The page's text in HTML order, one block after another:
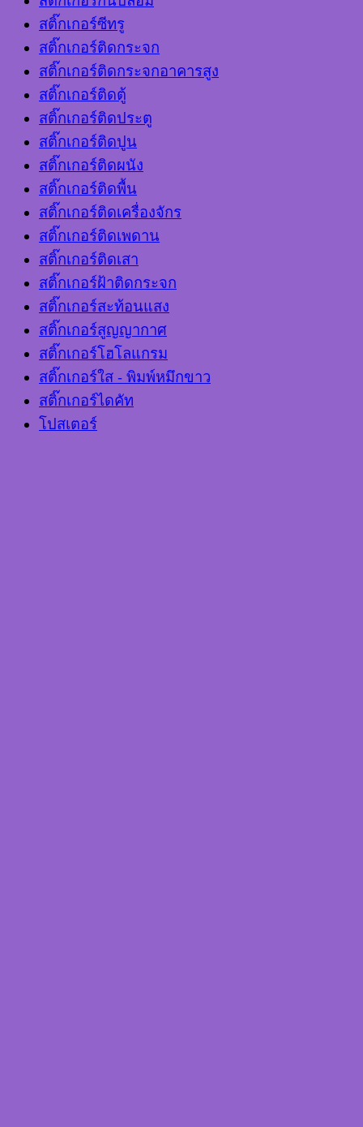
สติ๊กเกอร์ซีทรู
สติ๊กเกอร์ติดกระจก
สติ๊กเกอร์ติดกระจกอาคารสูง
สติ๊กเกอร์ติดตู้
สติ๊กเกอร์ติดประตู
สติ๊กเกอร์ติดปูน
สติ๊กเกอร์ติดผนัง
สติ๊กเกอร์ติดพื้น
สติ๊กเกอร์ติดเครื่องจักร
สติ๊กเกอร์ติดเพดาน
สติ๊กเกอร์ติดเสา
สติ๊กเกอร์ฝ้าติดกระจก
สติ๊กเกอร์สะท้อนแสง
สติ๊กเกอร์สูญญากาศ
สติ๊กเกอร์โฮโลแกรม
สติ๊กเกอร์ใส - พิมพ์หมึกขาว
สติ๊กเกอร์ไดคัท
โปสเตอร์